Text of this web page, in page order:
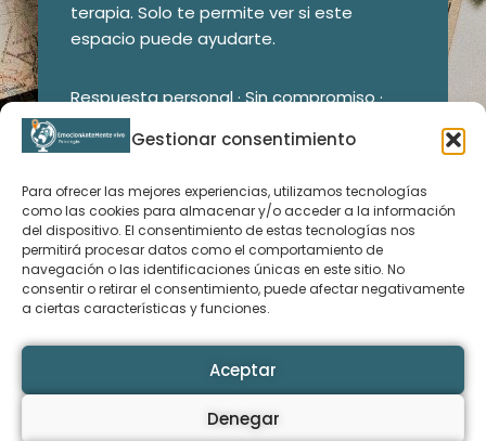
Gestionar consentimiento
Para ofrecer las mejores experiencias, utilizamos tecnologías
como las cookies para almacenar y/o acceder a la información
del dispositivo. El consentimiento de estas tecnologías nos
permitirá procesar datos como el comportamiento de
navegación o las identificaciones únicas en este sitio. No
consentir o retirar el consentimiento, puede afectar negativamente
a ciertas características y funciones.
Aceptar
Denegar
terapia. Solo te permite ver si este
espacio puede ayudarte.
Respuesta personal · Sin compromiso ·
Trabajo solo con adultos. No hago terapia
de pareja.
CONTACTA CONMIGO
email: rebecaiglesias@emocionantementevivo.com